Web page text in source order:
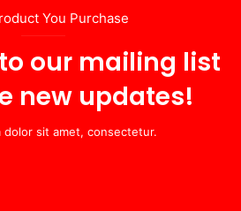
You Purchase
our mailing list
new updates!
dolor sit amet, consectetur.